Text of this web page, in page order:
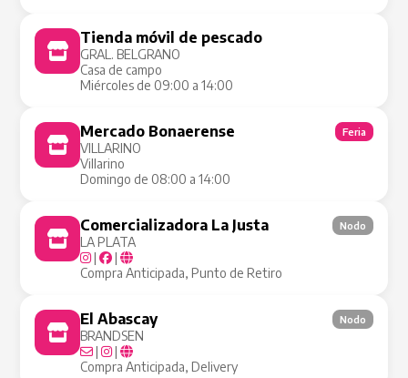
Tienda móvil de pescado
GRAL. BELGRANO
Casa de campo
Miércoles de 09:00 a 14:00
Mercado Bonaerense
VILLARINO
Villarino
Domingo de 08:00 a 14:00
Feria
Comercializadora La Justa
LA PLATA
|
|
Compra Anticipada, Punto de Retiro
Nodo
El Abascay
BRANDSEN
|
|
Compra Anticipada, Delivery
Nodo